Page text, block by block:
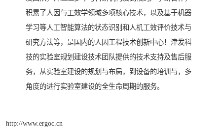
积累了人因与工效学领域多项核心技术，以及基于机器
学习等人工智能算法的状态识别和人机工效评价技术与
研究方法等，是国内的人因工程技术创新中心！津发科
技的实验室规划建设技术团队提供的技术支持及售后服
务，从实验室建设的规划与布局，到设备的培训与，多
角度的进行实验室建设的全生命周期的服务。
http://www.ergoc.cn